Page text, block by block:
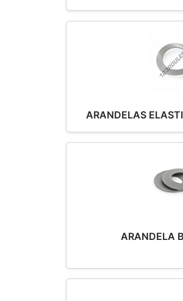
ARANDELAS
ARANDELA